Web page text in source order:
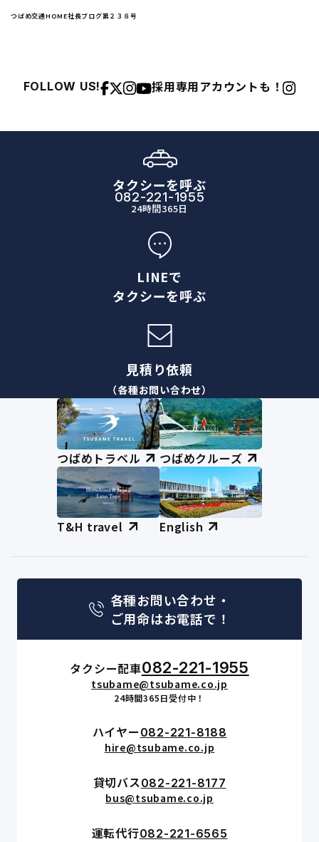
つばめ交通HOME社長ブログ第２３８号
FOLLOW US! 採用専用アカウントも！
タクシーを呼ぶ
082-221-1955
24時間365日
LINEで
タクシーを呼ぶ
見積り依頼
（各種お問い合わせ）
つばめトラベル つばめクルーズ
T&H travel English
各種お問い合わせ・
ご用命はお電話で！
タクシー配車082-221-1955
tsubame@tsubame.co.jp
24時間365日受付中！
ハイヤー 082-221-8188
hire@tsubame.co.jp
貸切バス082-221-8177
bus@tsubame.co.jp
運転代行082-221-6565